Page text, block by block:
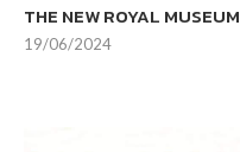
THE NEW ROYAL MUSEUM
19/06/2024